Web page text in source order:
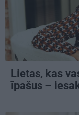
Lietas, kas
īpašus –